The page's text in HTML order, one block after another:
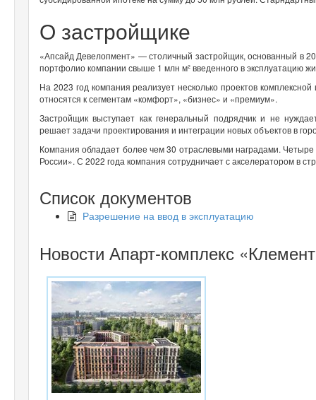
О застройщике
«Апсайд Девелопмент» — столичный застройщик, основанный в
портфолио компании свыше 1 млн м² введенного в эксплуатацию
На 2023 год компания реализует несколько проектов
относятся к сегментам «комфорт», «бизнес» и «премиум».
Застройщик выступает как генеральный подрядчик и не
решает задачи проектирования и интеграции новых объектов в
Компания обладает более чем 30 отраслевыми наградами.
России». С 2022 года компания сотрудничает с акселератором в
Список документов
Разрешение на ввод в эксплуатацию
Новости Апарт-комплекс